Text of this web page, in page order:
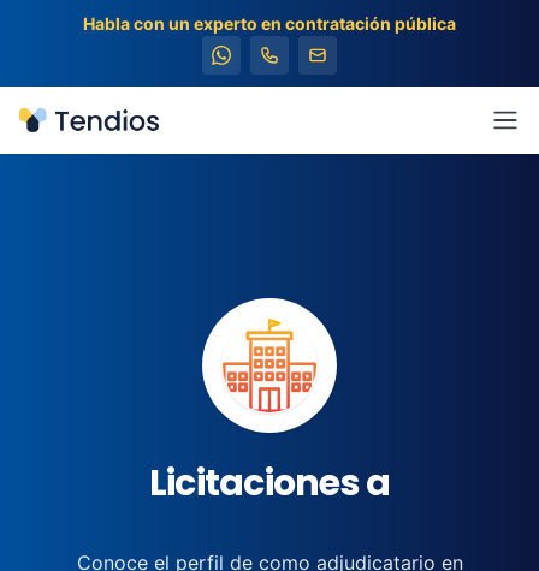
Habla con un experto en contratación pública
Tendios
Licitaciones a
Conoce el perfil de como adjudicatario en